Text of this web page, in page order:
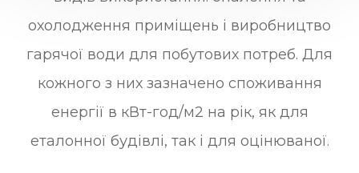
охолодження приміщень і виробництво
гарячої води для побутових потреб. Для
кожного з них зазначено споживання
енергії в кВт-год/м2 на рік, як для
еталонної будівлі, так і для оцінюваної.